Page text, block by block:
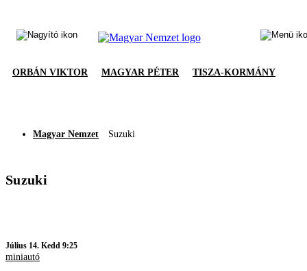
ORBÁN VIKTOR MAGYAR PÉTER TISZA-KORMÁNY
Magyar Nemzet Suzuki
Suzuki
Július 14. Kedd 9:25
miniautó